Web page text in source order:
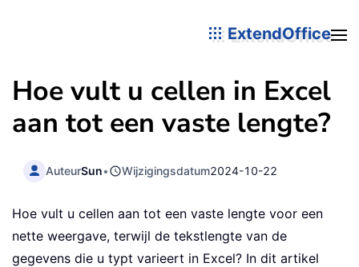
ExtendOffice
Hoe vult u cellen in Excel
aan tot een vaste lengte?
AuteurSun• Wijzigingsdatum2024-10-22
Hoe vult u cellen aan tot een vaste lengte voor een
nette weergave, terwijl de tekstlengte van de
gegevens die u typt varieert in Excel? In dit artikel